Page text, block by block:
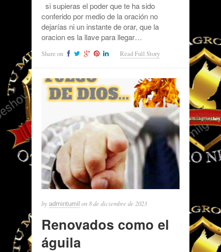
si supieras el poder que te ha sido
conferido por medio de la oración no
dejarías ni un instante de orar, que la
oracion es la llave para llegar…
Share on Read Full Story
by admintumil on8 de diciembre de 2023
Renovados como el
águila